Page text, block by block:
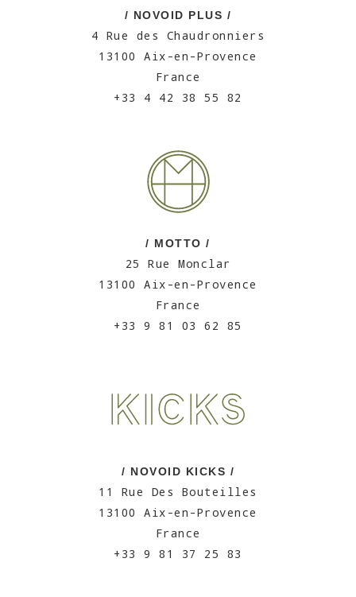
/ NOVOID PLUS /
4 Rue des Chaudronniers
13100 Aix-en-Provence
France
+33 4 42 38 55 82
/ MOTTO /
25 Rue Monclar
13100 Aix-en-Provence
France
+33 9 81 03 62 85
/ NOVOID KICKS /
11 Rue Des Bouteilles
13100 Aix-en-Provence
France
+33 9 81 37 25 83